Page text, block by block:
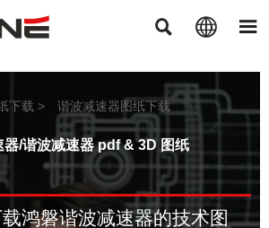
  
下载 > 谐波减速器图纸下载
器/谐波减速器 pdf & 3D 图纸
鸿磐谐波减速器的技术图